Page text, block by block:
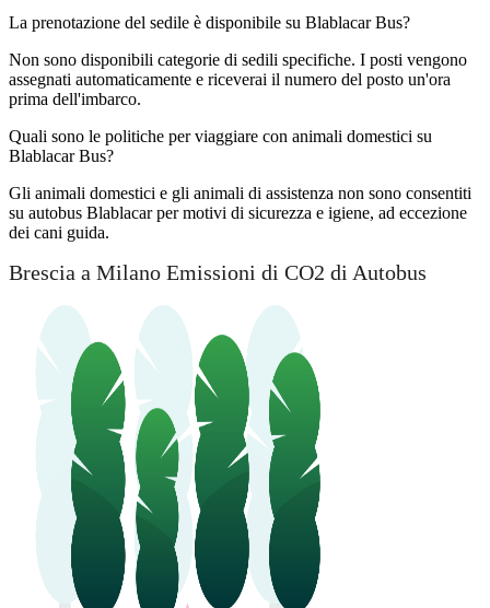
La prenotazione del sedile è disponibile su Blablacar Bus?
Non sono disponibili categorie di sedili specifiche. I posti vengono
assegnati automaticamente e riceverai il numero del posto un'ora
prima dell'imbarco.
Quali sono le politiche per viaggiare con animali domestici su
Blablacar Bus?
Gli animali domestici e gli animali di assistenza non sono consentiti
su autobus Blablacar per motivi di sicurezza e igiene, ad eccezione
dei cani guida.
Brescia a Milano Emissioni di CO2 di Autobus